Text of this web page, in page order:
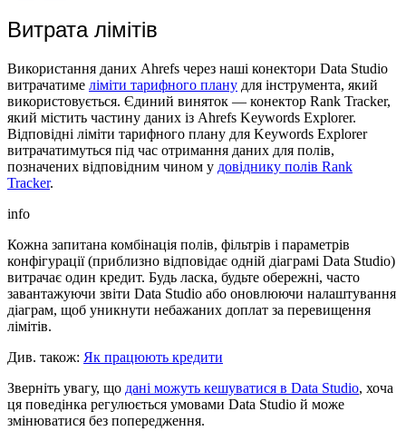
Витрата лімітів
Використання даних Ahrefs через наші конектори Data Studio
витрачатиме ліміти тарифного плану для інструмента, який
використовується. Єдиний виняток — конектор Rank Tracker,
який містить частину даних із Ahrefs Keywords Explorer.
Відповідні ліміти тарифного плану для Keywords Explorer
витрачатимуться під час отримання даних для полів,
позначених відповідним чином у довіднику полів Rank
Tracker.
info
Кожна запитана комбінація полів, фільтрів і параметрів
конфігурації (приблизно відповідає одній діаграмі Data Studio)
витрачає один кредит. Будь ласка, будьте обережні, часто
завантажуючи звіти Data Studio або оновлюючи налаштування
діаграм, щоб уникнути небажаних доплат за перевищення
лімітів.
Див. також: Як працюють кредити
Зверніть увагу, що дані можуть кешуватися в Data Studio, хоча
ця поведінка регулюється умовами Data Studio й може
змінюватися без попередження.